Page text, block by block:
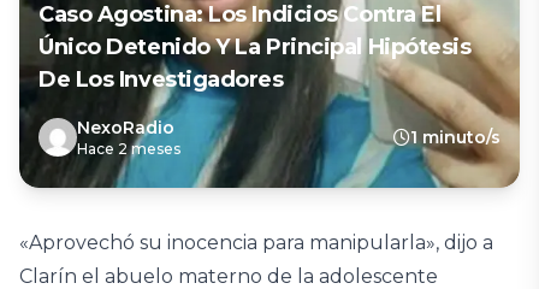
Caso Agostina: Los Indicios Contra El
Único Detenido Y La Principal Hipótesis
De Los Investigadores
NexoRadio
Hace 2 meses
1 minuto/s
«Aprovechó su inocencia para manipularla», dijo a
Clarín el abuelo materno de la adolescente